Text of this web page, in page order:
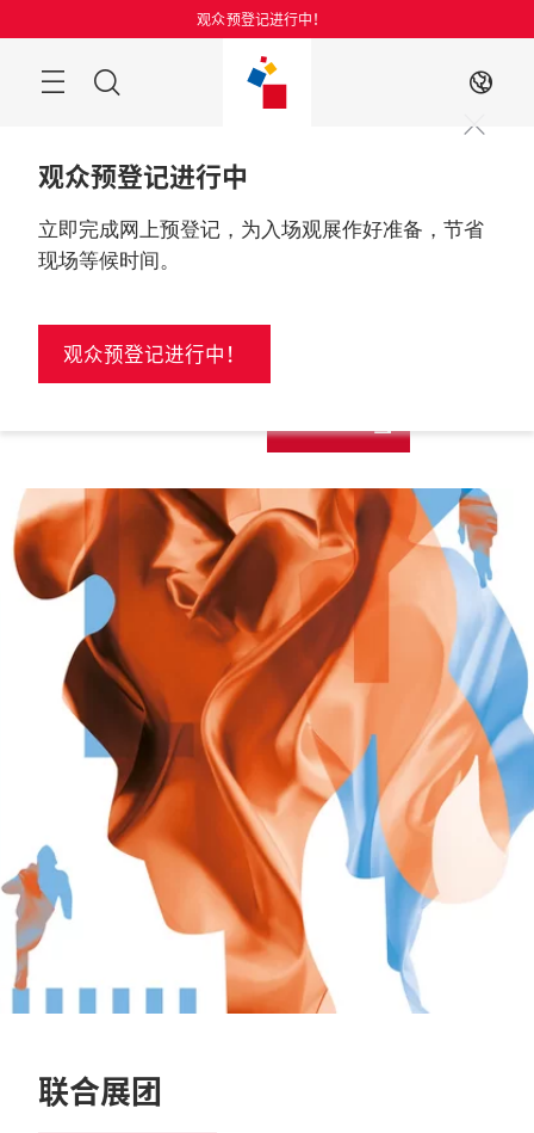
过
观众预登记进行中！
ZH
观众预登记进行中
立即完成网上预登记，为入场观展作好准备，节省
现场等候时间。
观众预登记进行中！
2026年8月25至27日
中国, 上海
联合展团